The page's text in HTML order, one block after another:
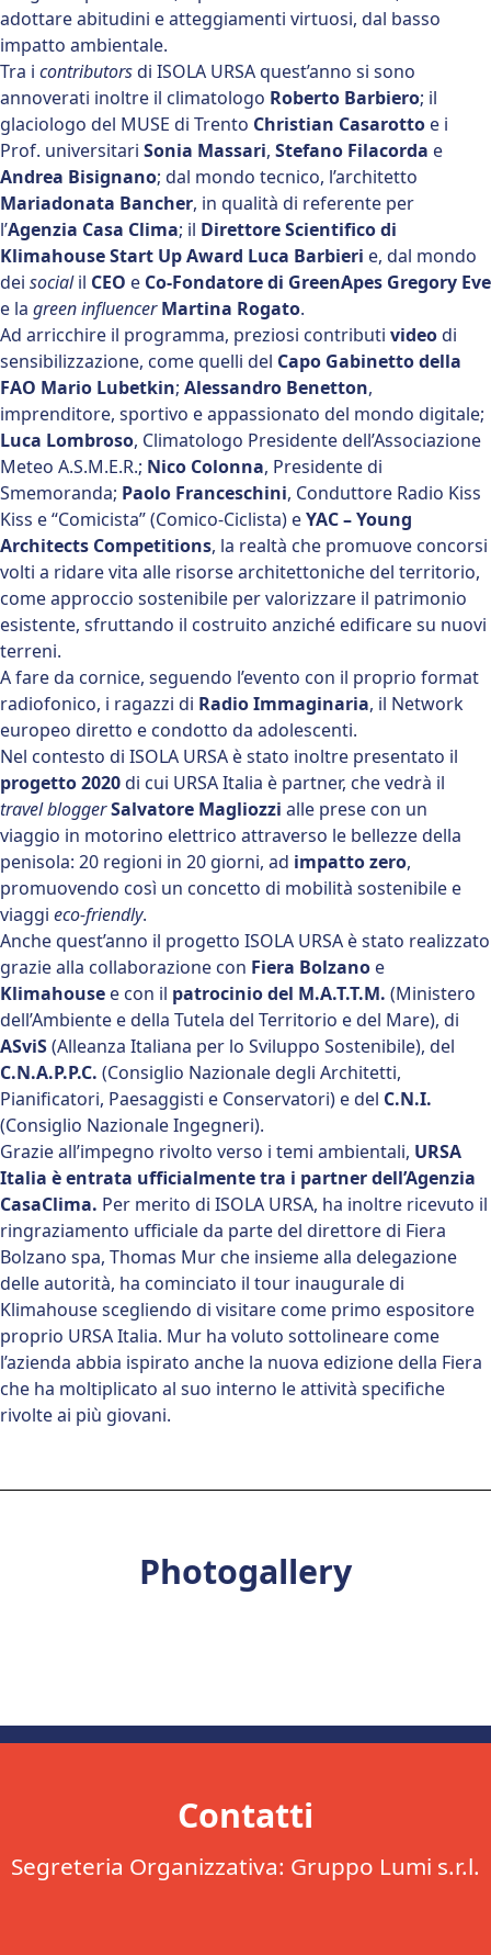
adottare abitudini e atteggiamenti virtuosi, dal basso
impatto ambientale.
Tra i contributorsdi ISOLA URSA quest’anno si sono
annoverati inoltre il climatologo Roberto Barbiero; il
glaciologo del MUSE di Trento Christian Casarotto e i
Prof. universitari Sonia Massari, Stefano Filacorda e
Andrea Bisignano; dal mondo tecnico, l’architetto
Mariadonata Bancher, in qualità di referente per
l’Agenzia Casa Clima; il Direttore Scientifico di
Klimahouse Start Up Award Luca Barbieri e, dal mondo
dei socialil CEO e Co-Fondatore di GreenApes Gregory Eve
e la green influencer Martina Rogato.
Ad arricchire il programma, preziosi contributi videodi
sensibilizzazione, come quelli del Capo Gabinetto della
FAO Mario Lubetkin; Alessandro Benetton,
imprenditore, sportivo e appassionato del mondo digitale;
Luca Lombroso, Climatologo Presidente dell’Associazione
Meteo A.S.M.E.R.; Nico Colonna, Presidente di
Smemoranda; Paolo Franceschini, Conduttore Radio Kiss
Kiss e “Comicista” (Comico-Ciclista) eYAC – Young
Architects Competitions, la realtà che promuove concorsi
volti a ridare vita alle risorse architettoniche del territorio,
come approccio sostenibile per valorizzare il patrimonio
esistente, sfruttando il costruito anziché edificare su nuovi
terreni.
A fare da cornice, seguendo l’evento con il proprio format
radiofonico, i ragazzi di RadioImmaginaria, il Network
europeo diretto e condotto da adolescenti.
Nel contesto di ISOLA URSA è stato inoltre presentato il
progetto 2020di cui URSA Italia è partner, che vedrà il
travel bloggerSalvatore Magliozzi alle prese con un
viaggio in motorino elettrico attraverso le bellezze della
penisola: 20 regioni in 20 giorni, ad impatto zero,
promuovendo così un concetto di mobilità sostenibile e
viaggi eco-friendly.
Anche quest’anno il progetto ISOLA URSA è stato realizzato
grazie alla collaborazione con Fiera Bolzano e
Klimahouse e con il patrocinio del M.A.T.T.M. (Ministero
dell’Ambiente e della Tutela del Territorio e del Mare), di
ASviS(Alleanza Italiana per lo Sviluppo Sostenibile), del
C.N.A.P.P.C. (Consiglio Nazionale degli Architetti,
Pianificatori, Paesaggisti e Conservatori) e del C.N.I.
(Consiglio Nazionale Ingegneri).
Grazie all’impegno rivolto verso i temi ambientali, URSA
Italia è entrata ufficialmente tra i partner dell’Agenzia
CasaClima. Per merito di ISOLA URSA, ha inoltre ricevuto il
ringraziamento ufficiale da parte del direttore di Fiera
Bolzano spa, Thomas Mur che insieme alla delegazione
delle autorità, ha cominciato il tour inaugurale di
Klimahouse scegliendo di visitare come primo espositore
proprio URSA Italia. Mur ha voluto sottolineare come
l’azienda abbia ispirato anche la nuova edizione della Fiera
che ha moltiplicato al suo interno le attività specifiche
rivolte ai più giovani.
Photogallery
Contatti
Segreteria Organizzativa: Gruppo Lumi s.r.l.